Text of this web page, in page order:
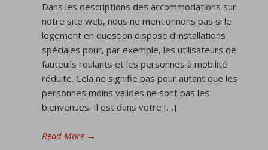
Dans les descriptions des accommodations sur
notre site web, nous ne mentionnons pas si le
logement en question dispose d’installations
spéciales pour, par exemple, les utilisateurs de
fauteuils roulants et les personnes à mobilité
réduite. Cela ne signifie pas pour autant que les
personnes moins valides ne sont pas les
bienvenues. Il est dans votre […]
Read More →